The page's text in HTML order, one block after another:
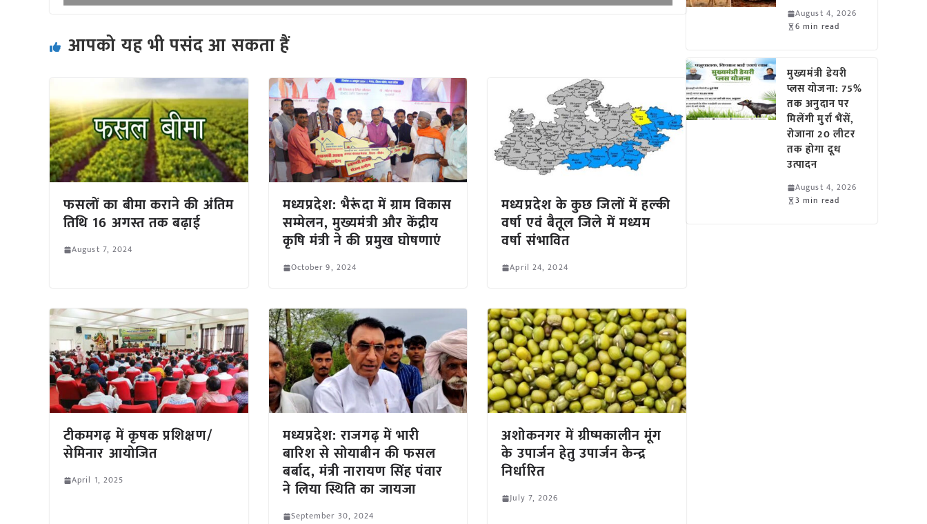
आपको यह भी पसंद आ सकता हैं
फसलों का बीमा कराने की अंतिम
तिथि 16 अगस्त तक बढ़ाई
August 7, 2024
मध्यप्रदेश: भैरूंदा में ग्राम विकास
सम्मेलन, मुख्यमंत्री और केंद्रीय
कृषि मंत्री ने की प्रमुख घोषणाएं
October 9, 2024
मध्यप्रदेश के कुछ जिलों में हल्की
वर्षा एवं बैतूल जिले में मध्यम
वर्षा संभावित
April 24, 2024
टीकमगढ़ में कृषक प्रशिक्षण/
सेमिनार आयोजित
April 1, 2025
मध्यप्रदेश: राजगढ़ में भारी
बारिश से सोयाबीन की फसल
बर्बाद, मंत्री नारायण सिंह पंवार
ने लिया स्थिति का जायजा
September 30, 2024
अशोकनगर में ग्रीष्मकालीन मूंग
के उपार्जन हेतु उपार्जन केन्‍द्र
निर्धारित
July 7, 2026
August 4, 2026
6 min read
मुख्यमंत्री डेयरी
प्लस योजना: 75%
तक अनुदान पर
मिलेंगी मुर्रा भैंसें,
रोजाना 20 लीटर
तक होगा दूध
उत्पादन
August 4, 2026
3 min read